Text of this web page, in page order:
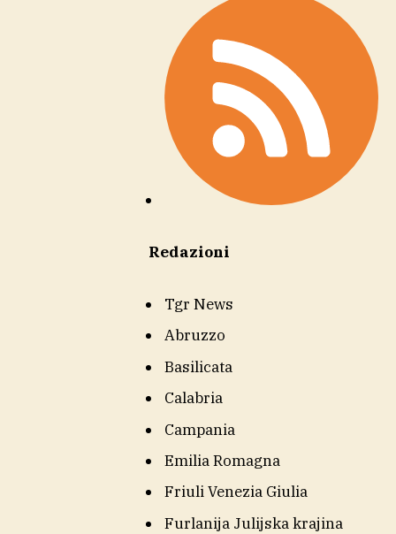
Redazioni
Tgr News
Abruzzo
Basilicata
Calabria
Campania
Emilia Romagna
Friuli Venezia Giulia
Furlanija Julijska krajina